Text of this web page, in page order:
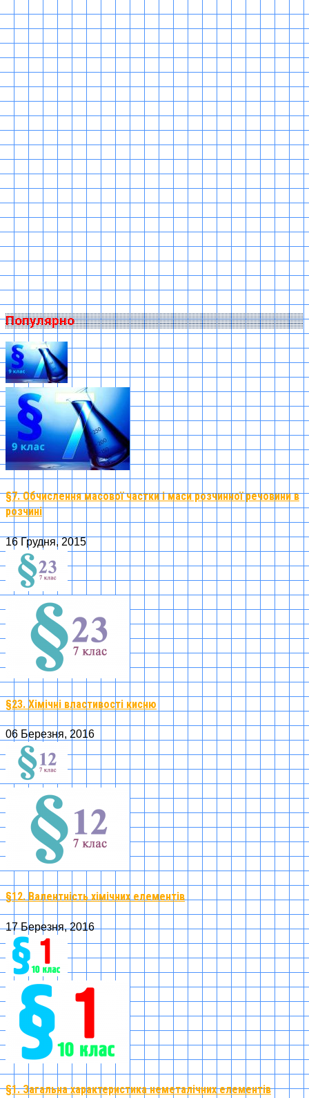
Популярно
§7. Обчислення масової частки і маси розчинної речовини в
розчині
16 Грудня, 2015
§23. Хімічні властивості кисню
06 Березня, 2016
§12. Валентність хімічних елементів
17 Березня, 2016
§1. Загальна характеристика неметалічних елементів